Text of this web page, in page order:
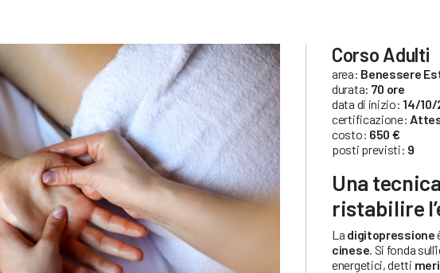
Corso Adulti
area: Benessere
durata: 70 ore
data di inizio: 14/
certificazione:
costo: 650 €
posti previsti: 9
Una
ristabilire
La digitopressione
cinese . Si fonda
energetici, detti